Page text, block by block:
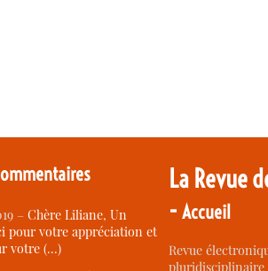
–Chère Liliane, Un
pour votre appréciation et
votre (…)
La Revue
-Accueil
Revue